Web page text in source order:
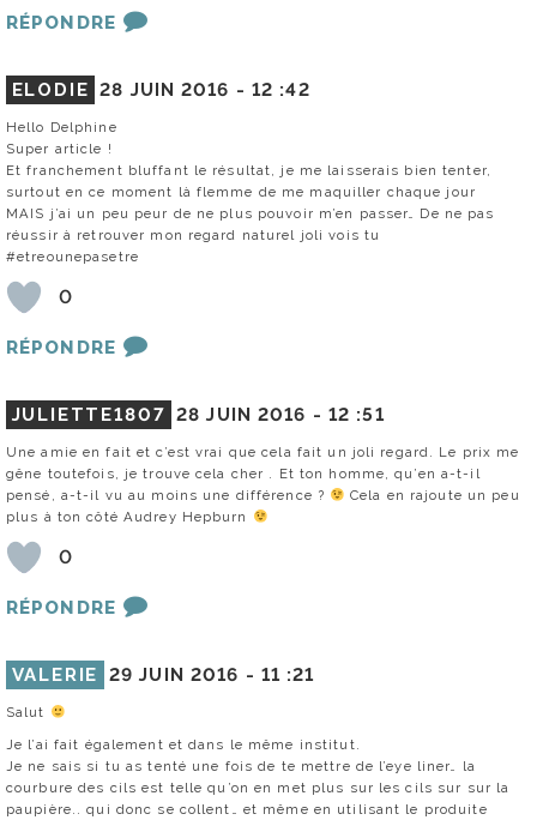
RÉPONDRE
ELODIE 28 JUIN 2016 - 12 :42
Hello Delphine
Super article !
Et franchement bluffant le résultat, je me laisserais bien tenter,
surtout en ce moment là flemme de me maquiller chaque jour
MAIS j’ai un peu peur de ne plus pouvoir m’en passer… De ne pas
réussir à retrouver mon regard naturel joli vois tu
#etreounepasetre
0
RÉPONDRE
JULIETTE1807 28 JUIN 2016 - 12 :51
Une amie en fait et c’est vrai que cela fait un joli regard. Le prix me
gêne toutefois, je trouve cela cher . Et ton homme, qu’en a-t-il
pensé, a-t-il vu au moins une différence ?
Cela en rajoute un peu
plus à ton côté Audrey Hepburn
0
RÉPONDRE
VALERIE 29 JUIN 2016 - 11 :21
Salut
Je l’ai fait également et dans le même institut.
Je ne sais si tu as tenté une fois de te mettre de l’eye liner… la
courbure des cils est telle qu’on en met plus sur les cils sur sur la
paupière.. qui donc se collent… et même en utilisant le produite